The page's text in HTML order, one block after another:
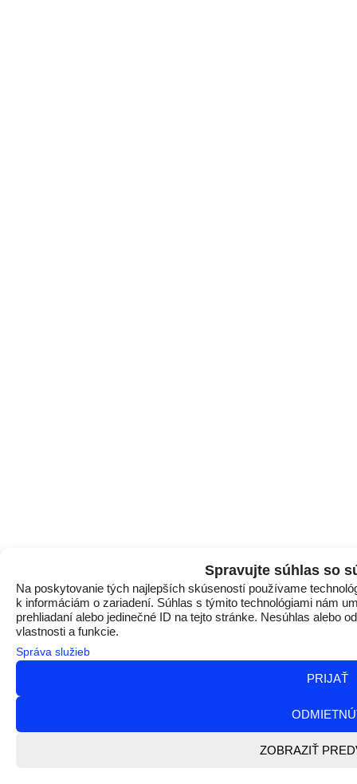
Spravujte súhlas so
Na poskytovanie tých najlepších skúseností používame
k informáciám o zariadení. Súhlas s týmito technológiami nám
prehliadaní alebo jedinečné ID na tejto stránke. Nesúhlas alebo
vlastnosti a funkcie.
Správa služieb
PRIJAŤ
ZOBRAZIŤ